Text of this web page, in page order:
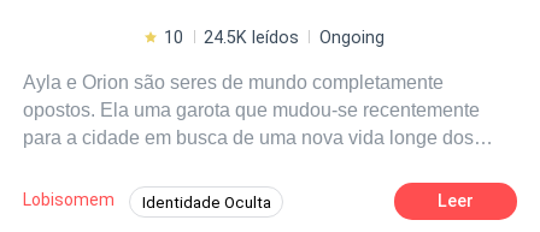
10 24.5K leídos Ongoing
Ayla e Orion são seres de mundo completamente
opostos. Ela uma garota que mudou-se recentemente
para a cidade em busca de uma nova vida longe dos
verdade é um lupus, uma raça de lobisomem que vive há
centenas de anos nos arredores da cidade. Com a
Lobisomem Identidade Oculta Leer